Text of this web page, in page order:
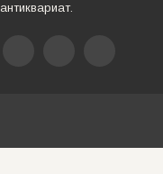
антиквариат.